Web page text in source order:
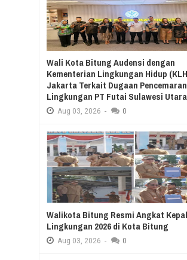
Wali Kota Bitung Audensi dengan
Kementerian Lingkungan Hidup
Jakarta Terkait Dugaan Pencemaran
Lingkungan PT Futai Sulawesi Utara
Aug 03, 2026 - 0
Walikota Bitung Resmi Angkat
Lingkungan 2026 di Kota Bitung
Aug 03, 2026 - 0